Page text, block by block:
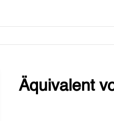
Äquivalent